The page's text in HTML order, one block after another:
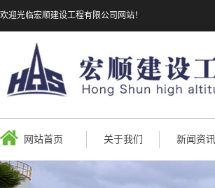
欢迎光临宏顺建设工程有限公司网站！
网站首页 关于我们 新闻资讯